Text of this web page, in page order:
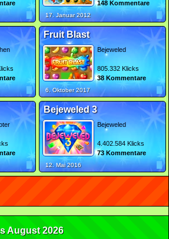
148 Kommentare
17. Januar 2012
Fruit Blast
Bejeweled
805.332 Klicks
38 Kommentare
6. Oktober 2017
Bejeweled 3
Bejeweled
4.402.584 Klicks
73 Kommentare
12. Mai 2016
August 2026